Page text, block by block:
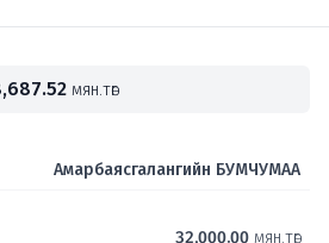
мян.төг
Амарбаясгалангийн БУМЧУМАА
32,000.00 мян.төг